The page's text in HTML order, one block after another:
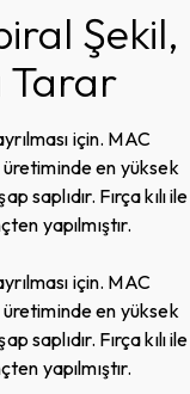
Şekil,
Tarar
için. MAC
üretiminde en yüksek
saplıdır. Fırça kılı ile
yapılmıştır.
için. MAC
üretiminde en yüksek
saplıdır. Fırça kılı ile
yapılmıştır.